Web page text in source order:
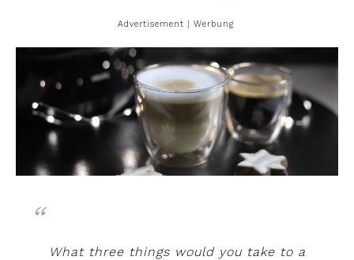
Advertisement | Werbung
What three things would you take to a